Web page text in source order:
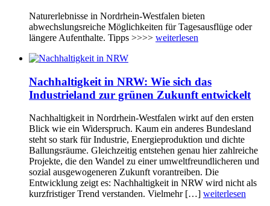
Naturerlebnisse in Nordrhein-Westfalen bieten
abwechslungsreiche Möglichkeiten für Tagesausflüge oder
längere Aufenthalte. Tipps >>>> weiterlesen
Nachhaltigkeit in NRW: Wie sich das
Industrieland zur grünen Zukunft entwickelt
Nachhaltigkeit in Nordrhein-Westfalen wirkt auf den ersten
Blick wie ein Widerspruch. Kaum ein anderes Bundesland
steht so stark für Industrie, Energieproduktion und dichte
Ballungsräume. Gleichzeitig entstehen genau hier zahlreiche
Projekte, die den Wandel zu einer umweltfreundlicheren und
sozial ausgewogeneren Zukunft vorantreiben. Die
Entwicklung zeigt es: Nachhaltigkeit in NRW wird nicht als
kurzfristiger Trend verstanden. Vielmehr […] weiterlesen